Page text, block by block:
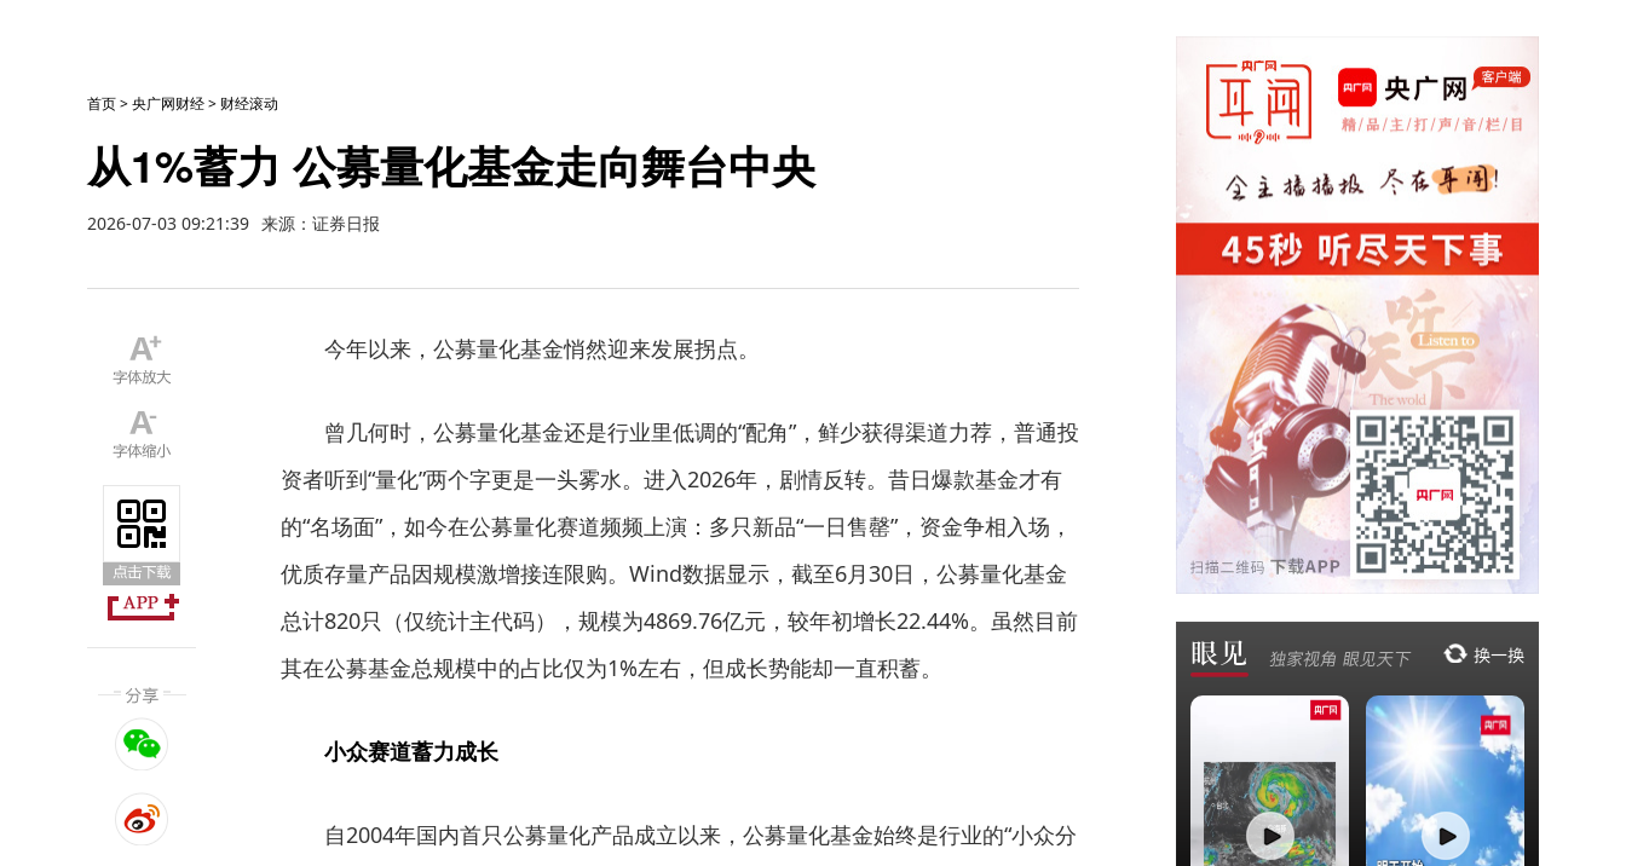
首页>央广网财经> 财经滚动
从1%蓄力 公募量化基金走向舞台中央
2026-07-03 09:21:39 来源：证券日报
今年以来，公募量化基金悄然迎来发展拐点。
曾几何时，公募量化基金还是行业里低调的“配角”，鲜少获得渠道力荐，普通投
资者听到“量化”两个字更是一头雾水。进入2026年，剧情反转。昔日爆款基金才有
的“名场面”，如今在公募量化赛道频频上演：多只新品“一日售罄”，资金争相入场，
优质存量产品因规模激增接连限购。Wind数据显示，截至6月30日，公募量化基金
总计820只（仅统计主代码），规模为4869.76亿元，较年初增长22.44%。虽然目前
其在公募基金总规模中的占比仅为1%左右，但成长势能却一直积蓄。
小众赛道蓄力成长
自2004年国内首只公募量化产品成立以来，公募量化基金始终是行业的“小众分